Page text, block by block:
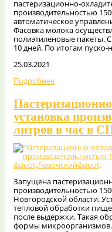
пастеризационно-
производительностью
автоматическое
Фасовка молока
полиэтиленовые пакеты.
10 дней. По итогам
25.03.2021
Подробнее
установка
литров в час в
Запущена
производительностью
Новгородской области.
тепловой обработки
после выдержки. Такая
формы микроорганизмов.